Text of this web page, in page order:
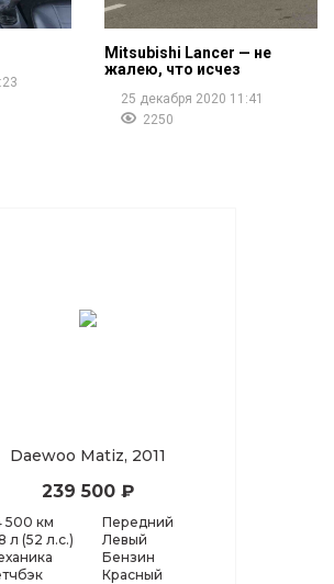
Mitsubishi Lancer — не
жалею, что исчез
25 декабря 2020 11:41
2250
Daewoo Matiz, 2011
239 500 ₽
500 км
л (52 л.с.)
Передний
Левый
Бензин
Красный